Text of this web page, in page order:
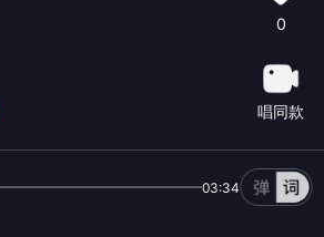
0
唱同款
03:34